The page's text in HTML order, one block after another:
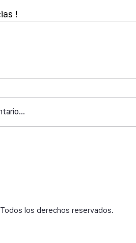
!
los derechos reservados.